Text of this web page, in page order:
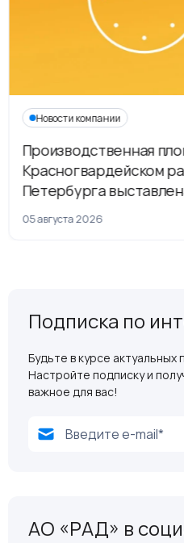
Новости компании
Производственная
Красногвардейском
Петербурга
рамках приватизации
05 августа 2026
Подписка по
Будьте в курсе
Настройте подписку и
важное для вас!
АО «РАД» в